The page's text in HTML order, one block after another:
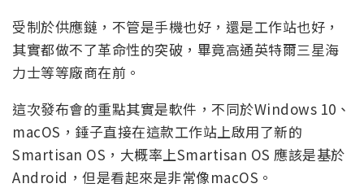
受制於供應鏈，不管是手機也好，還是工作站也好，
其實都做不了革命性的突破，畢竟高通英特爾三星海
力士等等廠商在前。
這次發布會的重點其實是軟件，不同於Windows 10、
macOS，錘子直接在這款工作站上啟用了新的
Smartisan OS，大概率上Smartisan OS 應該是基於
Android，但是看起來是非常像macOS。